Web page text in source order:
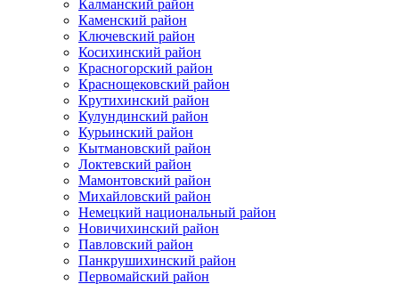
Калманский район
Каменский район
Ключевский район
Косихинский район
Красногорский район
Краснощековский район
Крутихинский район
Кулундинский район
Курьинский район
Кытмановский район
Локтевский район
Мамонтовский район
Михайловский район
Немецкий национальный район
Новичихинский район
Павловский район
Панкрушихинский район
Первомайский район